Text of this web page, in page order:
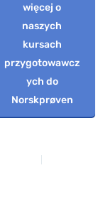
więcej o
naszych
kursach
przygotowawcz
ych do
Norskprøven